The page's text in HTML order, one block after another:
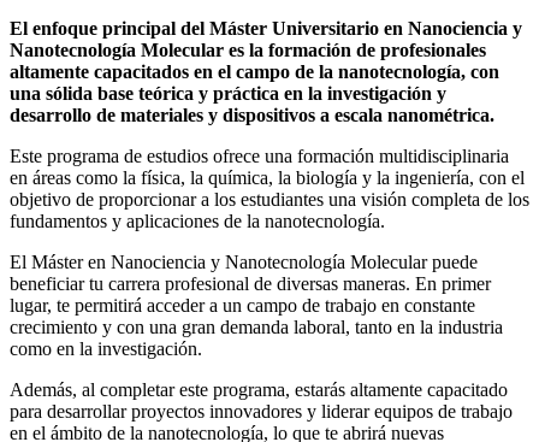
El enfoque principal del Máster Universitario en Nanociencia y
Nanotecnología Molecular es la formación de profesionales
altamente capacitados en el campo de la nanotecnología, con
una sólida base teórica y práctica en la investigación y
desarrollo de materiales y dispositivos a escala nanométrica.
Este programa de estudios ofrece una formación multidisciplinaria
en áreas como la física, la química, la biología y la ingeniería, con el
objetivo de proporcionar a los estudiantes una visión completa de los
fundamentos y aplicaciones de la nanotecnología.
El Máster en Nanociencia y Nanotecnología Molecular puede
beneficiar tu carrera profesional de diversas maneras. En primer
lugar, te permitirá acceder a un campo de trabajo en constante
crecimiento y con una gran demanda laboral, tanto en la industria
como en la investigación.
Además, al completar este programa, estarás altamente capacitado
para desarrollar proyectos innovadores y liderar equipos de trabajo
en el ámbito de la nanotecnología, lo que te abrirá nuevas